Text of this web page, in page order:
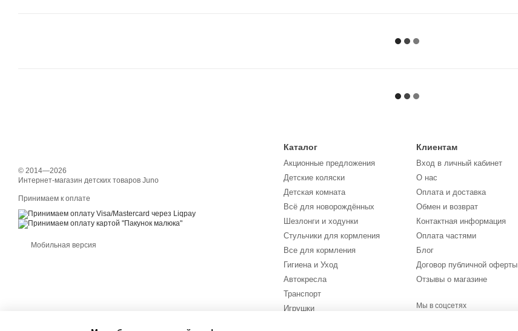
© 2014—2026
Интернет-магазин детских товаров Juno
Принимаем к оплате
Мобильная версия
Каталог
Акционные предложения
Детские коляски
Детская комната
Всё для новорождённых
Шезлонги и ходунки
Стульчики для кормления
Все для кормления
Гигиена и Уход
Автокресла
Транспорт
Игрушки
Клиентам
Вход в личный кабинет
О нас
Оплата и доставка
Обмен и возврат
Контактная информация
Оплата частями
Блог
Договор публичной оферты
Отзывы о магазине
Мы в соцсетях